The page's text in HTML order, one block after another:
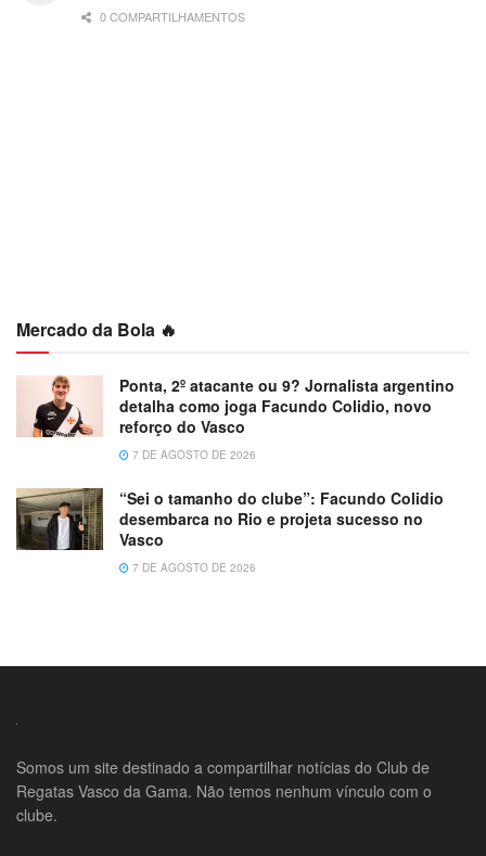
0 COMPARTILHAMENTOS
Mercado da Bola 🔥
Ponta, 2º atacante ou 9? Jornalista argentino
detalha como joga Facundo Colidio, novo
reforço do Vasco
7 DE AGOSTO DE 2026
“Sei o tamanho do clube”: Facundo Colidio
desembarca no Rio e projeta sucesso no
Vasco
7 DE AGOSTO DE 2026
Somos um site destinado a compartilhar notícias do Club de
Regatas Vasco da Gama. Não temos nenhum vínculo com o
clube.